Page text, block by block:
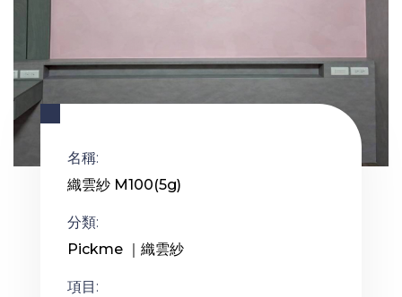
名稱:
織雲紗 M100(5g)
分類:
Pickme ｜織雲紗
項目: